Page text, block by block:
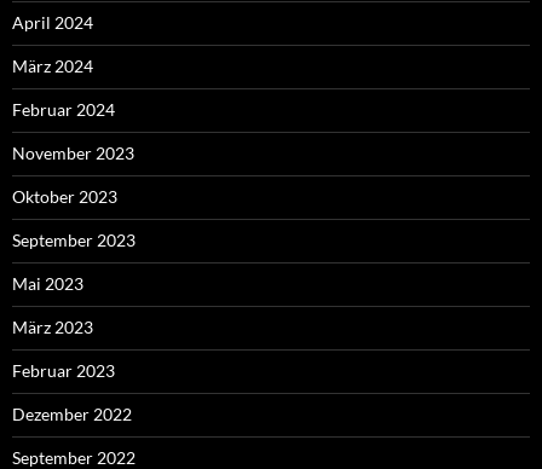
April 2024
März 2024
Februar 2024
November 2023
Oktober 2023
September 2023
Mai 2023
März 2023
Februar 2023
Dezember 2022
September 2022